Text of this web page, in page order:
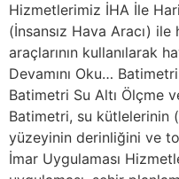
Hizmetlerimiz İHA İle
(İnsansız Hava Aracı)
araçlarının kullanılarak
Devamını Oku…
Batimetri Su Altı Ölçme
Batimetri, su kütlelerinin
yüzeyinin derinliğini ve
İmar Uygulaması